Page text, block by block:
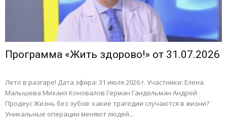
Программа «Жить здорово!» от 31.07.2026
Лето в разгаре! Дата эфира: 31 июля 2026 г. Участники: Елена
Малышева Михаил Коновалов Герман Гандельман Андрей
Продеус Жизнь без зубов: какие трагедии случаются в жизни?
Уникальные операции меняют людей...